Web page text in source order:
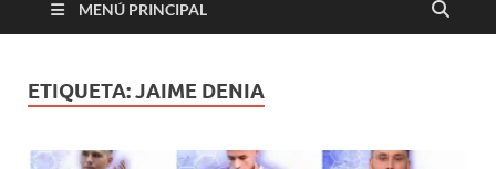
MENÚ PRINCIPAL
ETIQUETA:JAIME DENIA